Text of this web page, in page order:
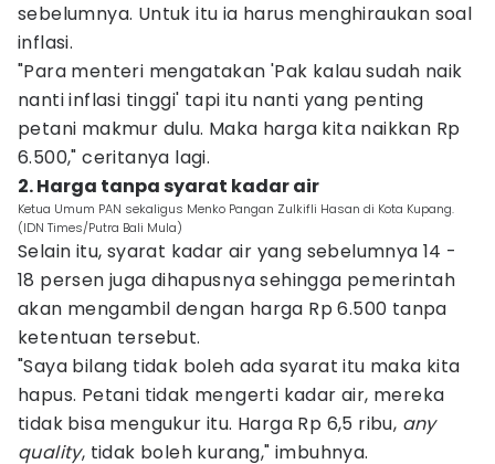
sebelumnya. Untuk itu ia harus menghiraukan soal
inflasi.
"Para menteri mengatakan 'Pak kalau sudah naik
nanti inflasi tinggi' tapi itu nanti yang penting
petani makmur dulu. Maka harga kita naikkan Rp
6.500," ceritanya lagi.
2. Harga tanpa syarat kadar air
Ketua Umum PAN sekaligus Menko Pangan Zulkifli Hasan di Kota Kupang.
(IDN Times/Putra Bali Mula)
Selain itu, syarat kadar air yang sebelumnya 14 -
18 persen juga dihapusnya sehingga pemerintah
akan mengambil dengan harga Rp 6.500 tanpa
ketentuan tersebut.
"Saya bilang tidak boleh ada syarat itu maka kita
hapus. Petani tidak mengerti kadar air, mereka
tidak bisa mengukur itu. Harga Rp 6,5 ribu, any
quality, tidak boleh kurang," imbuhnya.